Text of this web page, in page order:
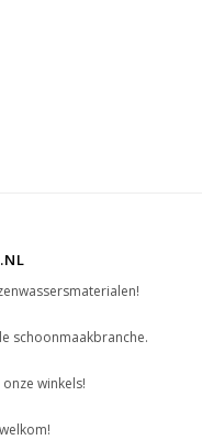
schoonmaakbranche.
winkels!